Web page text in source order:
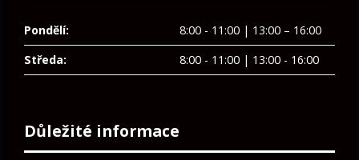
Pondělí:
8:00 - 11:00 | 13:00 – 16:00
Středa:
8:00 - 11:00 | 13:00 - 16:00
Důležité informace